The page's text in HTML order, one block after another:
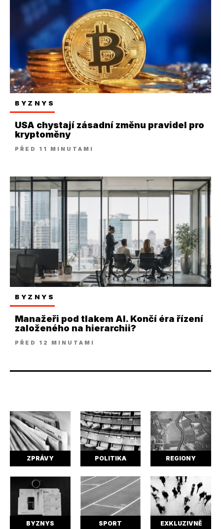
BYZNYS
USA chystají zásadní změnu pravidel pro
kryptoměny
PŘED 11 MINUTAMI
BYZNYS
Manažeři pod tlakem AI. Končí éra řízení
založeného na hierarchii?
PŘED 12 MINUTAMI
ZPRÁVY POLITIKA REGIONY
BYZNYS SPORT EXKLUZIVNĚ